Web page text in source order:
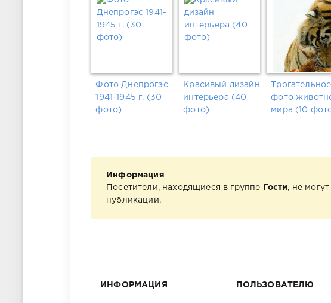
Фото Днепрогэс
1941-1945 г. (30
фото)
Красивый дизайн
интерьера (40
фото)
Трогательное
фото
мира (10
Информация
Посетители, находящиеся в группе
Гости
, не
публикации.
ИНФОРМАЦИЯ ПОЛЬЗОВАТЕЛЮ